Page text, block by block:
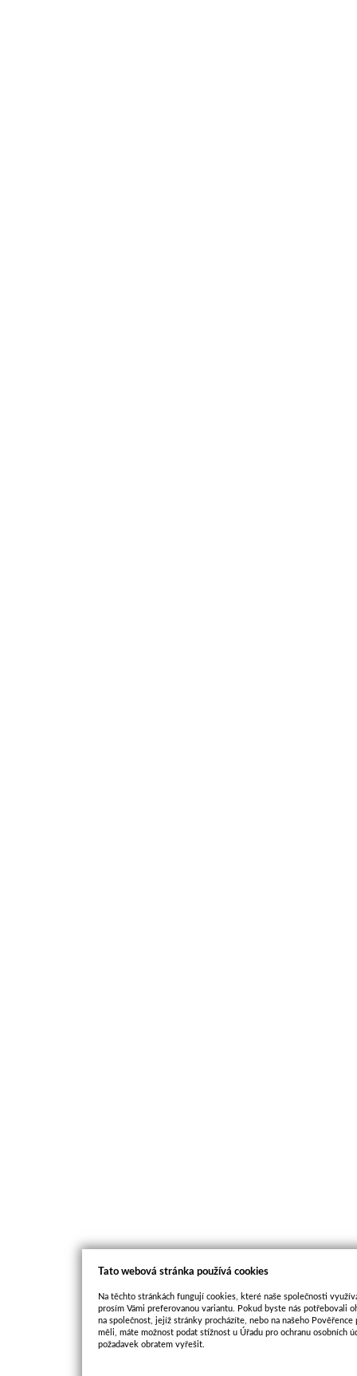
Tato webová stránka používá cookies
Na těchto stránkách fungují cookies, které naše společnosti
prosím Vámi preferovanou variantu. Pokud byste nás potřebovali
na společnost, jejíž stránky procházíte, nebo na našeho
měli, máte možnost podat stížnost u Úřadu pro ochranu osobních
požadavek obratem vyřešit.